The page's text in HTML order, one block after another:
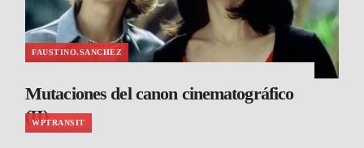
FAUSTINO.SANCHEZ
Mutaciones del canon cinematográfico
(II)
WPTRANSIT